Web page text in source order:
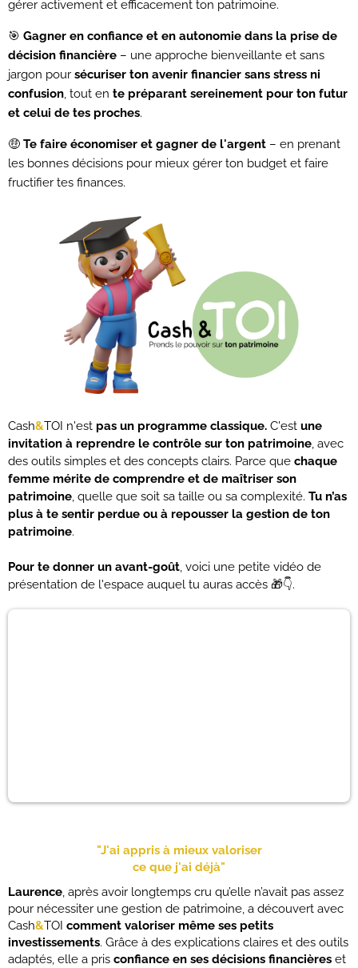
gérer activement et efficacement ton patrimoine.
🎯 Gagner en confiance et en autonomie dans la prise de
décision financière – une approche bienveillante et sans
jargon pour sécuriser ton avenir financier sans stress ni
confusion, tout en te préparant sereinement pour ton futur
et celui de tes proches.
🤑 Te faire économiser et gagner de l'argent – en prenant
les bonnes décisions pour mieux gérer ton budget et faire
fructifier tes finances.
Cash&TOI n'est pas un programme classique. C'est une
invitation à reprendre le contrôle sur ton patrimoine, avec
des outils simples et des concepts clairs. Parce que chaque
femme mérite de comprendre et de maîtriser son
patrimoine, quelle que soit sa taille ou sa complexité. Tu n’as
plus à te sentir perdue ou à repousser la gestion de ton
patrimoine.
Pour te donner un avant-goût, voici une petite vidéo de
présentation de l'espace auquel tu auras accès 🎁👇.
"J'ai appris à mieux valoriser
ce que j'ai déjà"
Laurence, après avoir longtemps cru qu’elle n’avait pas assez
pour nécessiter une gestion de patrimoine, a découvert avec
Cash&TOI comment valoriser même ses petits
investissements. Grâce à des explications claires et des outils
adaptés, elle a pris confiance en ses décisions financières et